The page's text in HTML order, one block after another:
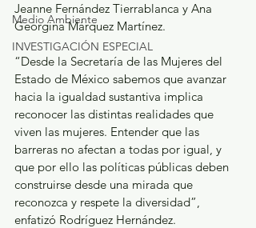
Medio Ambiente
INVESTIGACIÓN ESPECIAL
Jeanne Fernández Tierrablanca y Ana
Georgina Márquez Martínez.
“Desde la Secretaría de las Mujeres del
Estado de México sabemos que avanzar
hacia la igualdad sustantiva implica
reconocer las distintas realidades que
viven las mujeres. Entender que las
barreras no afectan a todas por igual, y
que por ello las políticas públicas deben
construirse desde una mirada que
reconozca y respete la diversidad”,
enfatizó Rodríguez Hernández.